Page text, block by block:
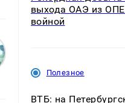
выхода ОАЭ из
войной
Полезное
ВТБ: на